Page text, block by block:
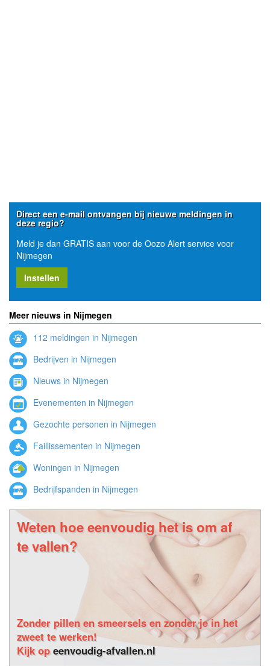
Direct een e-mail ontvangen bij nieuwe meldingen in
deze regio?
Meld je dan GRATIS aan voor de Oozo Alert service voor
Nijmegen
Instellen
Meer nieuws in Nijmegen
112 meldingen in Nijmegen
Bedrijven in Nijmegen
Nieuws in Nijmegen
Evenementen in Nijmegen
Gezochte personen in Nijmegen
Faillissementen in Nijmegen
Woningen in Nijmegen
Bedrijfspanden in Nijmegen
Weten hoe eenvoudig het is om af
te vallen?
Zonder pillen en smeersels en zonder je in het
zweet te werken!
Kijk opeenvoudig-afvallen.nl